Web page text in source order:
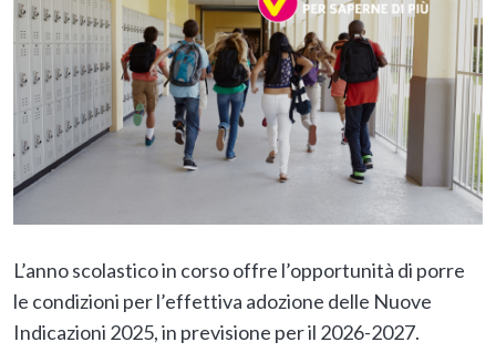
L’anno scolastico in corso offre l’opportunità di porre
le condizioni per l’effettiva adozione delle Nuove
Indicazioni 2025, in previsione per il 2026-2027.